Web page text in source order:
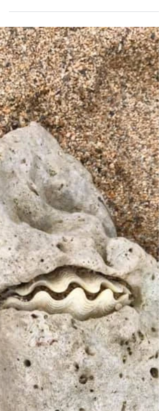
3年間で合計7回目の参加となりました。